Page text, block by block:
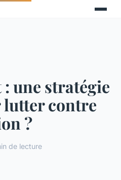
une stratégie
lutter contre
?
de lecture